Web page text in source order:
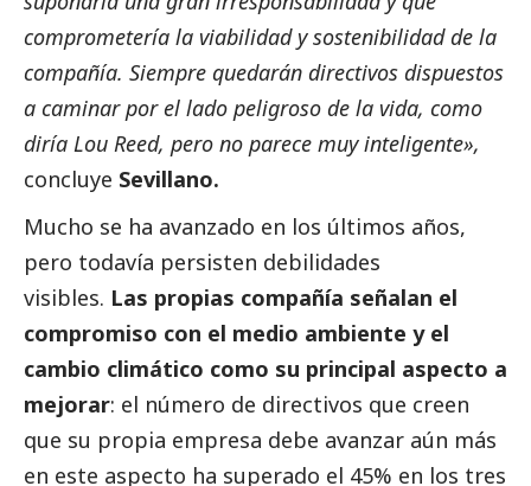
comprometería la viabilidad y sostenibilidad de la
compañía. Siempre quedarán directivos dispuestos
a caminar por el lado peligroso de la vida, como
diría Lou Reed, pero no parece muy inteligente»,
concluye Sevillano.
Mucho se ha avanzado en los últimos años,
pero todavía persisten debilidades
visibles. Las propias compañía señalan el
compromiso con el medio ambiente y el
cambio climático como su principal aspecto a
mejorar: el número de directivos que creen
que su propia empresa debe avanzar aún más
en este aspecto ha superado el 45% en los tres